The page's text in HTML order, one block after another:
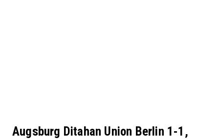
Augsburg Ditahan Union Berlin 1-1,